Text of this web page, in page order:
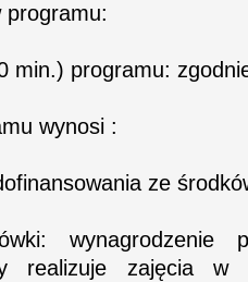
programu:
min.) programu:
wynosi :
ze
wynagrodzenie
realizuje zajęcia w